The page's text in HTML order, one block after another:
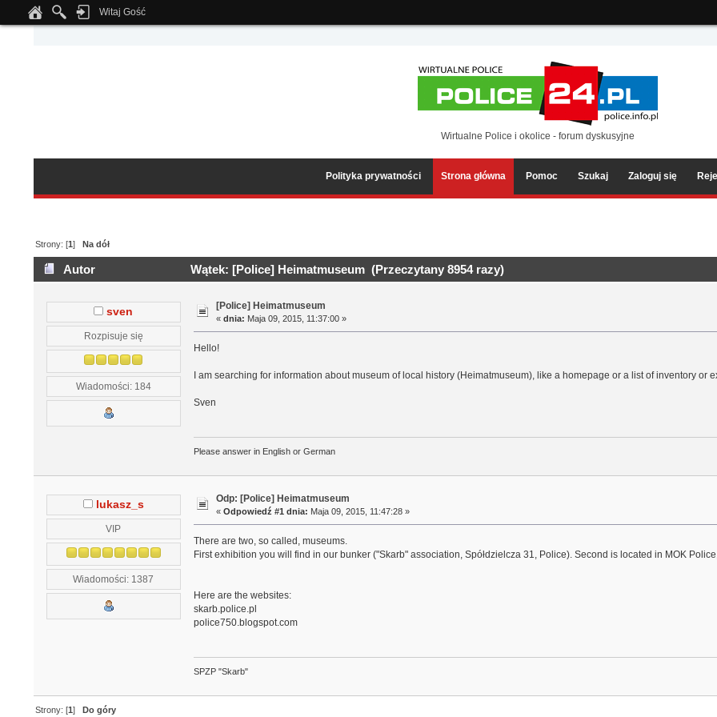
Notice: Undefined index: tapatalk_body_hook in
Witaj Gość
Wirtualne Police i okolice - forum dyskusyjne
Polityka prywatności Strona główna Pomoc Szukaj Zaloguj się
Strony: [1]Na dół
Autor Wątek: [Police] Heimatmuseum (Przeczytany 8954 razy)
sven
Rozpisuje się
Wiadomości: 184
[Police] Heimatmuseum
«dnia: Maja 09, 2015, 11:37:00 »
Hello!
I am searching for information about museum of local history (Heimatmuseum), like a homepage or a list of inventory or
Sven
Please answer in English or German
lukasz_s
VIP
Wiadomości: 1387
Odp: [Police] Heimatmuseum
«Odpowiedź #1 dnia: Maja 09, 2015, 11:47:28 »
There are two, so called, museums.
First exhibition you will find in our bunker ("Skarb" association, Spółdzielcza 31, Police). Second is located in MOK
Here are the websites:
skarb.police.pl
police750.blogspot.com
SPZP "Skarb"
Strony: [1]Do góry